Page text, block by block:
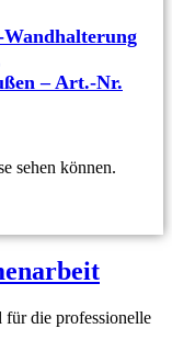
– Art.-Nr.
sehen können.
die professionelle